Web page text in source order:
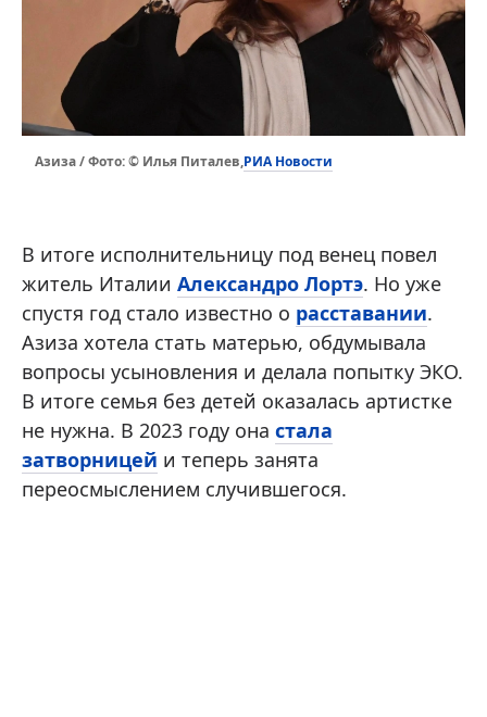
Азиза / Фото: © Илья Питалев ,РИА Новости
В итоге исполнительницу под венец повел
житель Италии Александро Лортэ. Но уже
спустя год стало известно о расставании.
Азиза хотела стать матерью, обдумывала
вопросы усыновления и делала попытку ЭКО.
В итоге семья без детей оказалась артистке
не нужна. В 2023 году она стала
затворницей и теперь занята
переосмыслением случившегося.